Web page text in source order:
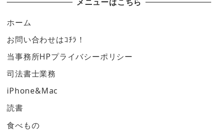
ホーム
お問い合わせはｺﾁﾗ！
当事務所HPプライバシーポリシー
司法書士業務
iPhone&Mac
読書
食べもの